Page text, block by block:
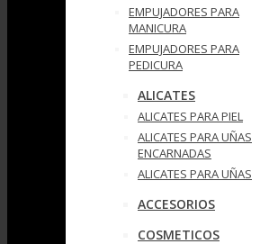
EMPUJADORES PARA
MANICURA
EMPUJADORES PARA
PEDICURA
ALICATES
ALICATES PARA PIEL
ALICATES PARA UÑAS
ENCARNADAS
ALICATES PARA UÑAS
ACCESORIOS
COSMETICOS